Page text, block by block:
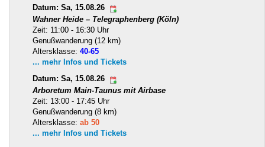
Datum: Sa, 15.08.26
Wahner Heide – Telegraphenberg (Köln)
Zeit: 11:00 - 16:30 Uhr
Genußwanderung (12 km)
Altersklasse: 40-65
... mehr Infos und Tickets
Datum: Sa, 15.08.26
Arboretum Main-Taunus mit Airbase
Zeit: 13:00 - 17:45 Uhr
Genußwanderung (8 km)
Altersklasse: ab 50
... mehr Infos und Tickets